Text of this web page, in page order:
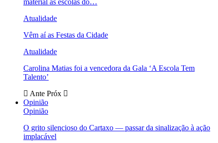
material às escolas do…
Atualidade
Vêm aí as Festas da Cidade
Atualidade
Carolina Matias foi a vencedora da Gala ‘A Escola Tem
Talento’
Ante Próx
Opinião
Opinião
O grito silencioso do Cartaxo — passar da sinalização à ação
implacável